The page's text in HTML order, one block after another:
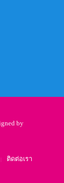
by
ติดต่อเรา